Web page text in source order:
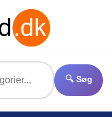
🔍 Søg